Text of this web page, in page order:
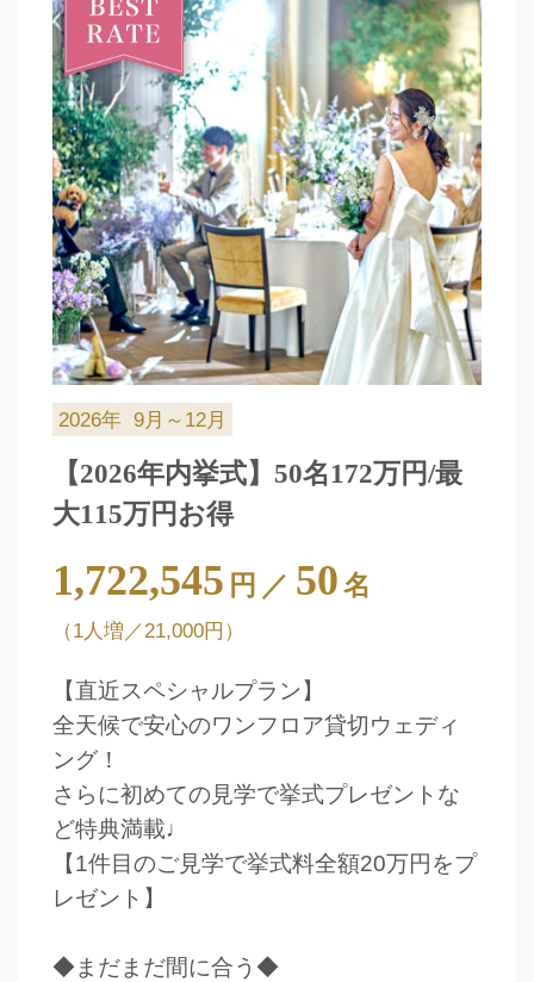
2026年 9月～12月
【2026年内挙式】50名172万円/最
大115万円お得
1,722,545 円 ／ 50 名
（1人増／21,000円）
【直近スペシャルプラン】
全天候で安心のワンフロア貸切ウェディ
ング！
さらに初めての見学で挙式プレゼントな
ど特典満載♩
【1件目のご見学で挙式料全額20万円をプ
レゼント】
◆まだまだ間に合う◆